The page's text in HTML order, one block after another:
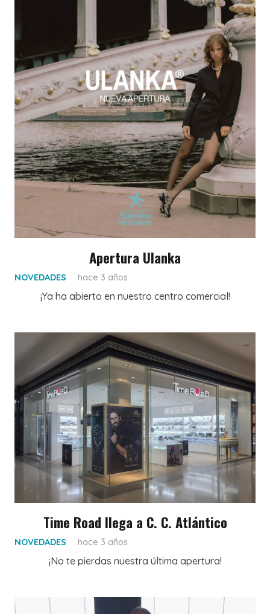
Apertura Ulanka
NOVEDADES hace 3 años
¡Ya ha abierto en nuestro centro comercial!
Time Road llega a C. C. Atlántico
NOVEDADES hace 3 años
¡No te pierdas nuestra última apertura!